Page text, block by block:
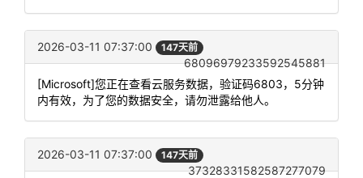
2026-03-11 07:37:00 147天前
68096979233592545881
[Microsoft]您正在查看云服务数据，验证码6803，5分钟
内有效，为了您的数据安全，请勿泄露给他人。
2026-03-11 07:37:00 147天前
37328331582587277079